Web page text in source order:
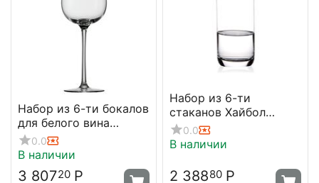
Набор из 6-ти бокалов
для белого вина
Grandezza, 360 мл,
Stolzle
0.0
В наличии
3 80720 Р
Набор из 6-ти
стаканов Хайбол
Grandezza 265мл;
D=60, H=114мм, Stolzle
0.0
В наличии
2 38880 Р